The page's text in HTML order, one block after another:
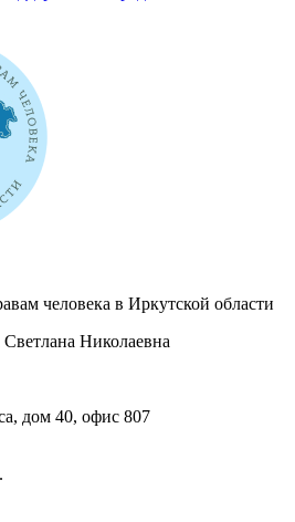
человека в Иркутской области
Николаевна
дом 40, офис 807